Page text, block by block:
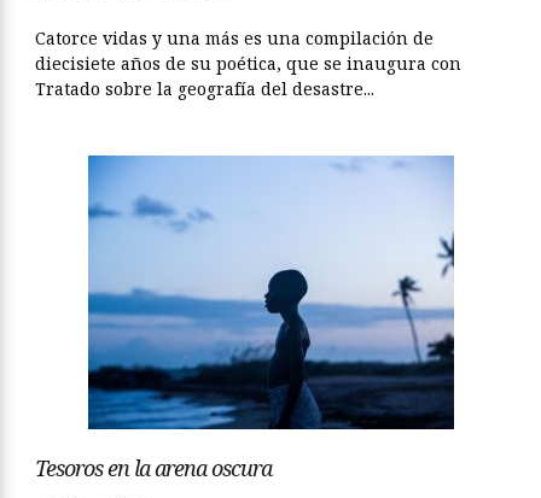
Catorce vidas y una más es una compilación de
diecisiete años de su poética, que se inaugura con
Tratado sobre la geografía del desastre...
Tesoros en la arena oscura